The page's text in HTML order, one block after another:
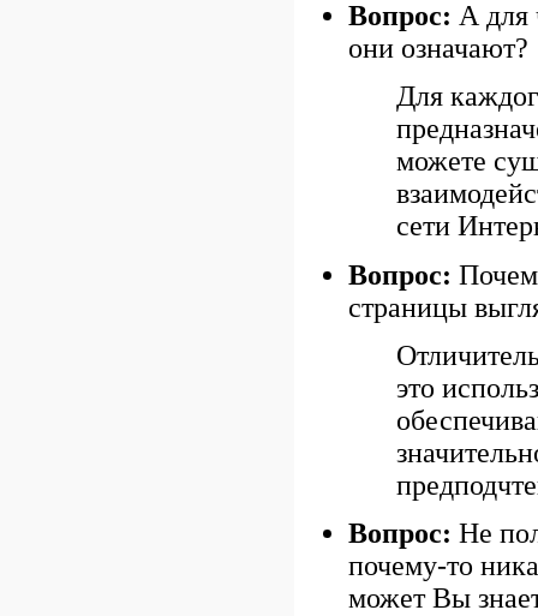
Вопрос: А для
они означают?
Для
можете
сети
Вопрос:
страницы
это
Вопрос: Не
почему-то
может Вы